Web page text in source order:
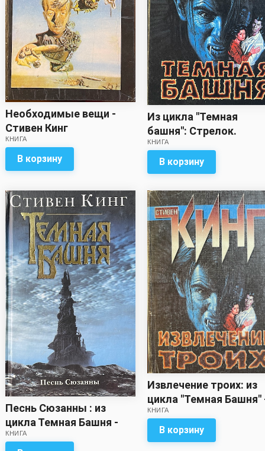
Необходимые вещи -
Стивен Кинг
КНИГА
В корзину
Из цикла "Темная
башня": Стрелок.
Извлечение троих -
Стивен Кинг
КНИГА
В корзину
Песнь Сюзанны : из
цикла Темная Башня -
Стивен Кинг
КНИГА
Извлечение троих: из
цикла "Темная Башня"
Стивен Кинг
КНИГА
В корзину